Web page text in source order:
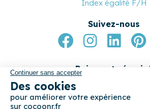
Index égalité F/H
Suivez-nous
Paiement